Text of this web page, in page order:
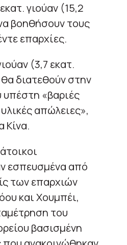
γιούαν (15,2
βοηθήσουν τους
επαρχίες.
(3,7 εκατ.
διατεθούν στην
υπέστη «βαριές
απώλειες»,
Κίνα.
εσπευσμένα από
των επαρχιών
και Χουμπέι,
του
βασισμένη